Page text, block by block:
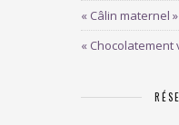
« Câlin maternel »
« Chocolatement